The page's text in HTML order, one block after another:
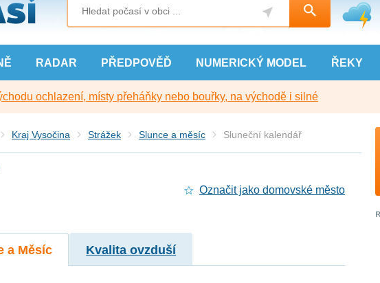
RADAR PŘEDPOVĚĎ NUMERICKÝ MODEL ŘEKY
ochlazení, místy přeháňky nebo bouřky, na východě i silné
Kraj Vysočina Strážek Slunce a měsíc Sluneční kalendář
Označit jako domovské město
a Měsíc Kvalita ovzduší